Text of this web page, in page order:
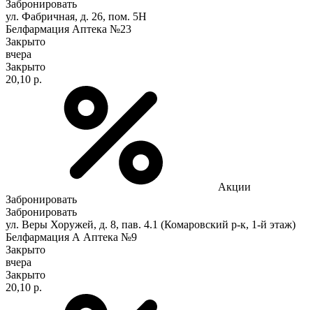
Забронировать
ул. Фабричная, д. 26, пом. 5Н
Белфармация Аптека №23
Закрыто
вчера
Закрыто
20,10 р.
Акции
Забронировать
Забронировать
ул. Веры Хоружей, д. 8, пав. 4.1 (Комаровский р-к, 1-й этаж)
Белфармация А Аптека №9
Закрыто
вчера
Закрыто
20,10 р.